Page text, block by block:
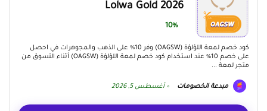
Lolwa Gold 2026
10%
كود خصم لمعة اللؤلؤة (OAGSW) وفر 10% على الذهب والمجوهرات في احصل
على خصم 10% عند استخدام كود خصم لمعة اللؤلؤة (OAGSW) أثناء التسوق من
متجر لمعة ...
مبدعة الخصومات أغسطس 5, 2026